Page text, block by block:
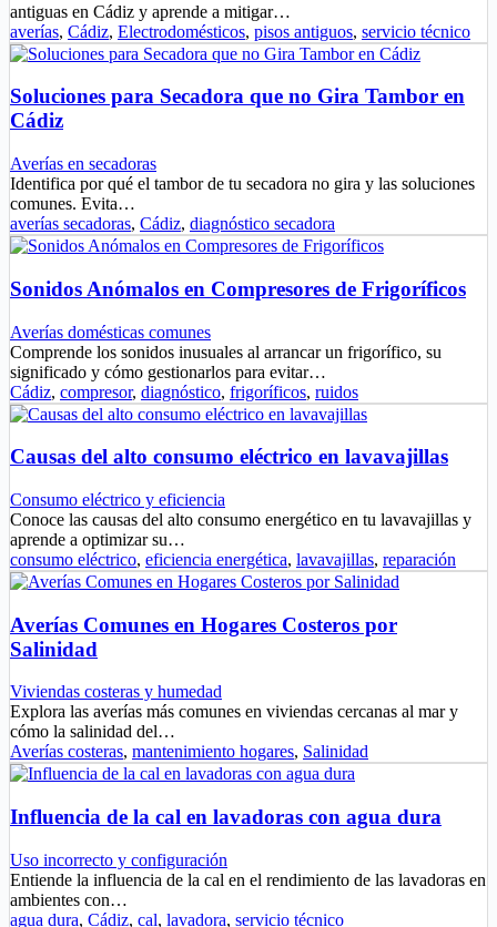
antiguas en Cádiz y aprende a mitigar…
averías, Cádiz, Electrodomésticos, pisos antiguos, servicio técnico
Soluciones para Secadora que no Gira Tambor en
Cádiz
Averías en secadoras
Identifica por qué el tambor de tu secadora no gira y las soluciones
comunes. Evita…
averías secadoras, Cádiz, diagnóstico secadora
Sonidos Anómalos en Compresores de Frigoríficos
Averías domésticas comunes
Comprende los sonidos inusuales al arrancar un frigorífico, su
significado y cómo gestionarlos para evitar…
Cádiz, compresor, diagnóstico, frigoríficos, ruidos
Causas del alto consumo eléctrico en lavavajillas
Consumo eléctrico y eficiencia
Conoce las causas del alto consumo energético en tu lavavajillas y
aprende a optimizar su…
consumo eléctrico, eficiencia energética, lavavajillas, reparación
Averías Comunes en Hogares Costeros por
Salinidad
Viviendas costeras y humedad
Explora las averías más comunes en viviendas cercanas al mar y
cómo la salinidad del…
Averías costeras, mantenimiento hogares, Salinidad
Influencia de la cal en lavadoras con agua dura
Uso incorrecto y configuración
Entiende la influencia de la cal en el rendimiento de las lavadoras en
ambientes con…
agua dura, Cádiz, cal, lavadora, servicio técnico